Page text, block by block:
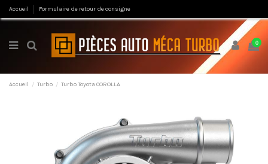
Accueil Formulaire de retour de consigne
0
Accueil Turbo Turbo Toyota COROLLA